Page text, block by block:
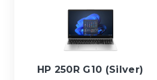
HP 250R G10 (Silver)